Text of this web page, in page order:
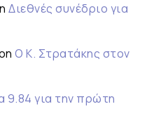
Διεθνές συνέδριο για
Ο Κ. Στρατάκης στον
9.84 για την πρώτη